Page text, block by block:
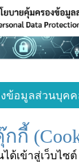
ข้อมูลส่วนบุค
กี้
สู่เว็บไซต์